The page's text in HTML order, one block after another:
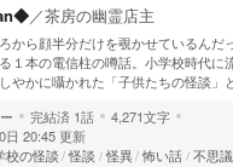
／茶房の幽霊店主
から顔半分だけを覗かせているんだ
１本の電信柱の噂話。小学校時代に
やかに囁かれた「子供たちの怪談」
完結済 1話
4,271文字
日 20:45 更新
校の怪談 怪談 怪異 怖い話 不思